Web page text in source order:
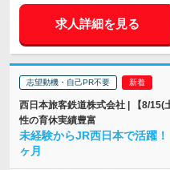
求人詳細を見る
志望動機・自己PR不要
西日本旅客鉄道株式会社 | 【8/15(
性の育休実績豊富
未経験からJR西日本で活躍
ヶ月